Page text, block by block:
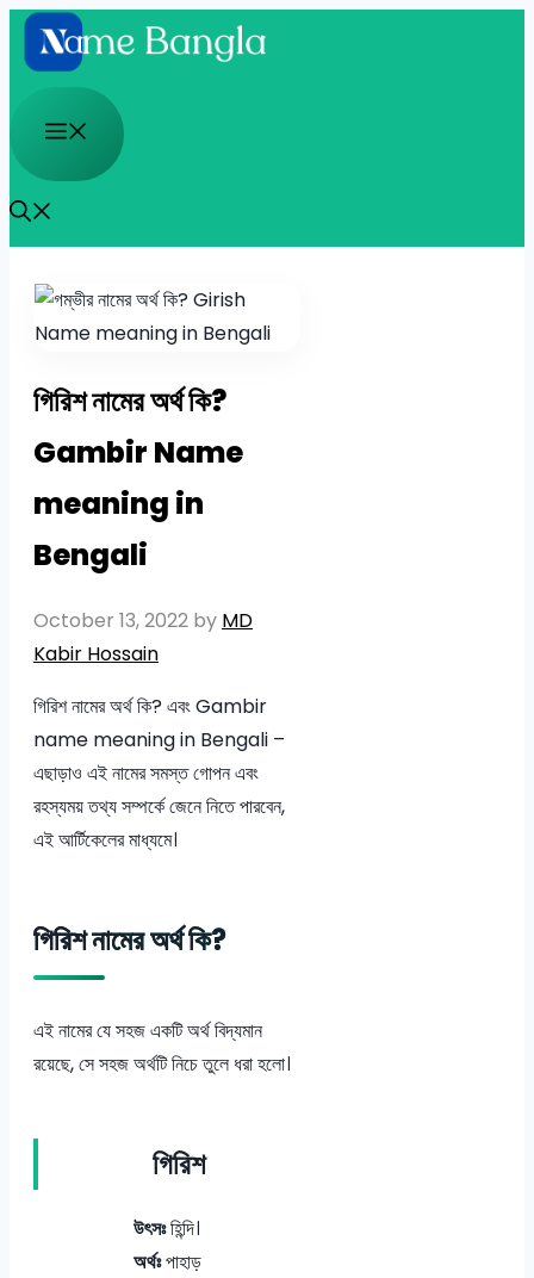
Skip
to
content
Menu
গিরিশ নামের অর্থ কি?
Gambir Name
meaning in
Bengali
October 13, 2022 by MD
Kabir Hossain
গিরিশ নামের অর্থ কি? এবং Gambir
name meaning in Bengali –
এছাড়াও এই নামের সমস্ত গোপন এবং
রহস্যময় তথ্য সম্পর্কে জেনে নিতে পারবেন,
এই আর্টিকেলের মাধ্যমে।
গিরিশ নামের অর্থ কি?
এই নামের যে সহজ একটি অর্থ বিদ্যমান
রয়েছে, সে সহজ অর্থটি নিচে তুলে ধরা হলো।
গিরিশ
উৎসঃহিন্দি।
অর্থঃপাহাড়